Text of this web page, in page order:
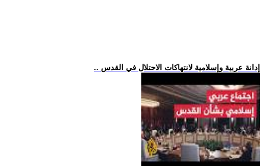
.. إدانة عربية وإسلامية لانتهاكات الاحتلال في القدس